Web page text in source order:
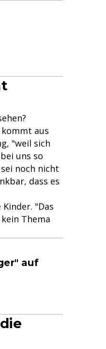
aus
"weil sich
uns so
noch nicht
dass es
"Das
Thema
auf